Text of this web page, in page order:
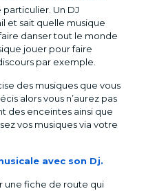
Un DJ
et sait quelle musique
danser tout le monde
jouer pour faire
par exemple.
des musiques que vous
alors vous n’aurez pas
des enceintes ainsi que
vos musiques via votre
avec son Dj.
une fiche de route qui